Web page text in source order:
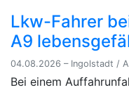
Lkw-Fahrer
A9
04.08.2026 – Ingolstadt /
Bei einem